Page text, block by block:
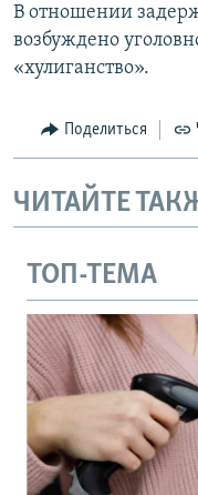
В отношении
возбуждено
«хулиганство».
Поделиться
ЧИТАЙТЕ
ТОП-ТЕМА